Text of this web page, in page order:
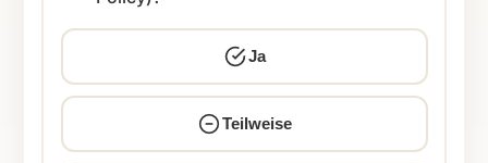
Ja
Teilweise